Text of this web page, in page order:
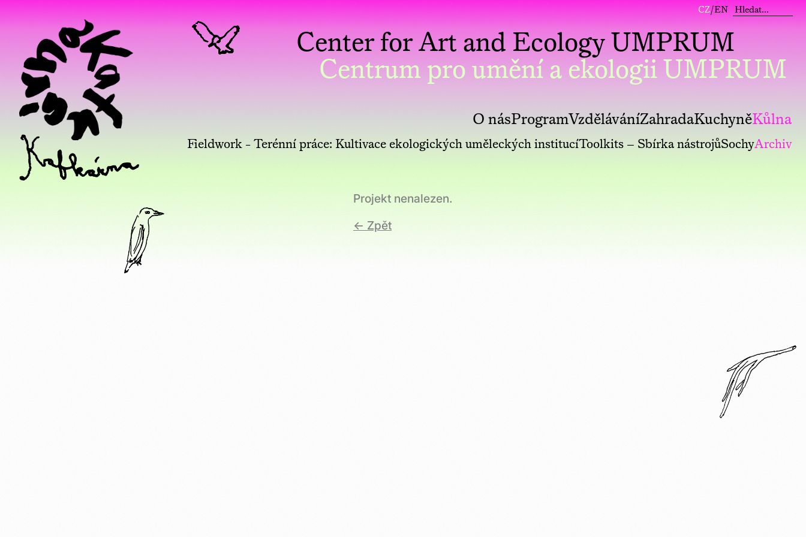
CZ/EN
Center for Art and Ecology UMPRUM
Centrum pro umění a ekologii UMPRUM
O násProgramVzděláváníZahradaKuchyněKůlna
Fieldwork - Terénní práce: Kultivace ekologických uměleckých institucíToolkits – Sbírka nástrojůSochyArchiv
Projekt nenalezen.
← Zpět